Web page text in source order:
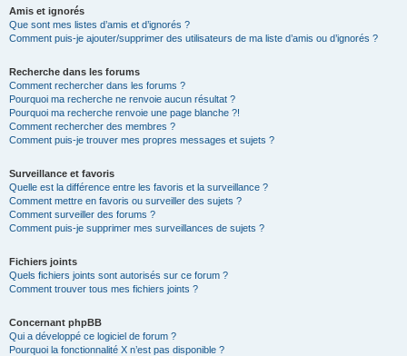
Amis et ignorés
Que sont mes listes d’amis et d’ignorés ?
Comment puis-je ajouter/supprimer des utilisateurs de ma liste d’amis ou d’ignorés ?
Recherche dans les forums
Comment rechercher dans les forums ?
Pourquoi ma recherche ne renvoie aucun résultat ?
Pourquoi ma recherche renvoie une page blanche ?!
Comment rechercher des membres ?
Comment puis-je trouver mes propres messages et sujets ?
Surveillance et favoris
Quelle est la différence entre les favoris et la surveillance ?
Comment mettre en favoris ou surveiller des sujets ?
Comment surveiller des forums ?
Comment puis-je supprimer mes surveillances de sujets ?
Fichiers joints
Quels fichiers joints sont autorisés sur ce forum ?
Comment trouver tous mes fichiers joints ?
Concernant phpBB
Qui a développé ce logiciel de forum ?
Pourquoi la fonctionnalité X n’est pas disponible ?